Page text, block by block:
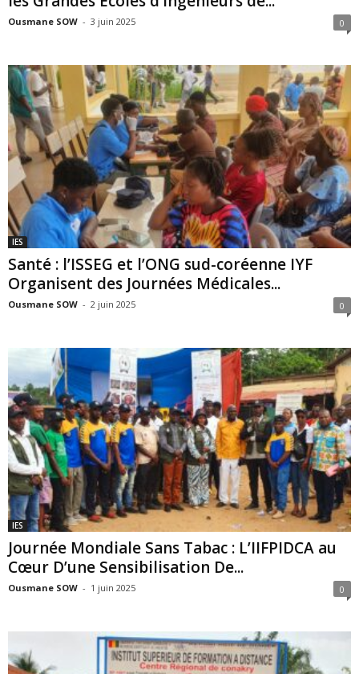
Ousmane SOW - 3 juin 2025 0
IES
Santé : l’ISSEG et l’ONG sud-coréenne IYF
Organisent des Journées Médicales...
Ousmane SOW - 2 juin 2025 0
IES
Journée Mondiale Sans Tabac : L’IIFPIDCA au
Cœur D’une Sensibilisation De...
Ousmane SOW - 1 juin 2025 0